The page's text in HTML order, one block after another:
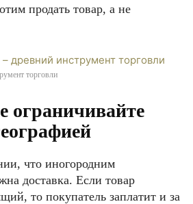
продать товар, а не
торговли
что иногородним
доставка. Если товар
то покупатель заплатит и за